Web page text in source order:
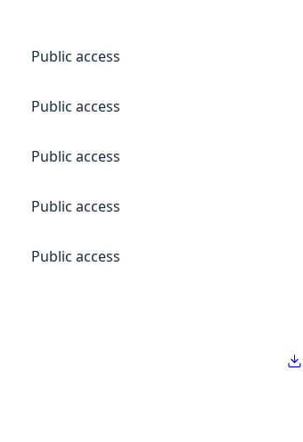
Public access
Public access
Public access
Public access
Public access